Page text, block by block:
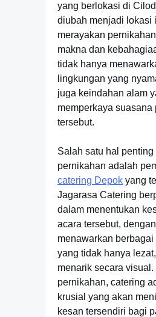
yang berlokasi di
diubah menjadi lokasi
merayakan
makna dan
tidak hanya
lingkungan yang
juga keindahan alam
memperkaya suasana
tersebut.
Salah satu hal penting
pernikahan adalah
catering Depok yang
Jagarasa Catering
dalam menentukan
acara tersebut, dengan
menawarkan
yang tidak hanya
menarik secara
pernikahan, catering
krusial yang akan
kesan tersendiri bagi